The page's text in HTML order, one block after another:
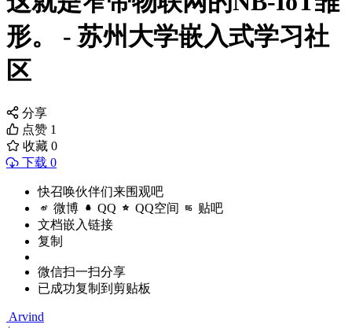
形。 - 苏州大学嵌入式学习社
区
分享
点赞 1
收藏 0
下载 0
快召唤伙伴们来围观吧
微博 QQ QQ空间 贴吧
文档嵌入链接
复制
微信扫一扫分享
已成功复制到剪贴板
Arvind